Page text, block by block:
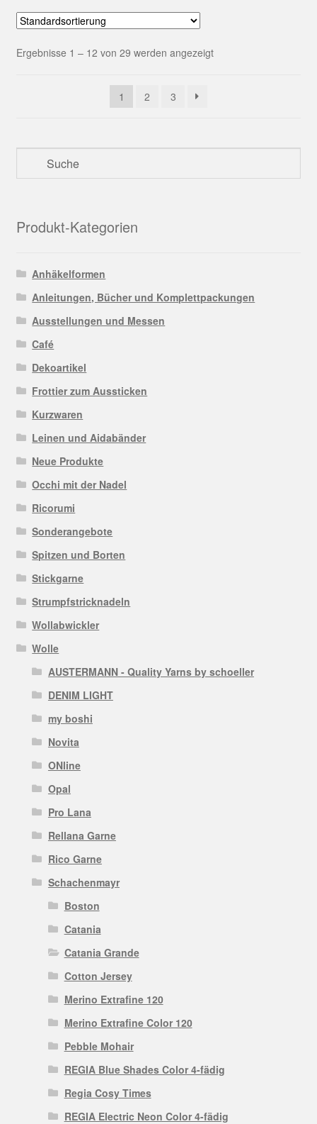
Ergebnisse 1 – 12 von 29 werden angezeigt
1 2 3
Produkt-Kategorien
Anhäkelformen
Anleitungen, Bücher und Komplettpackungen
Ausstellungen und Messen
Café
Dekoartikel
Frottier zum Aussticken
Kurzwaren
Leinen und Aidabänder
Neue Produkte
Occhi mit der Nadel
Ricorumi
Sonderangebote
Spitzen und Borten
Stickgarne
Strumpfstricknadeln
Wollabwickler
Wolle
AUSTERMANN - Quality Yarns by schoeller
DENIM LIGHT
my boshi
Novita
ONline
Opal
Pro Lana
Rellana Garne
Rico Garne
Schachenmayr
Boston
Catania
Catania Grande
Cotton Jersey
Merino Extrafine 120
Merino Extrafine Color 120
Pebble Mohair
REGIA Blue Shades Color 4-fädig
Regia Cosy Times
REGIA Electric Neon Color 4-fädig